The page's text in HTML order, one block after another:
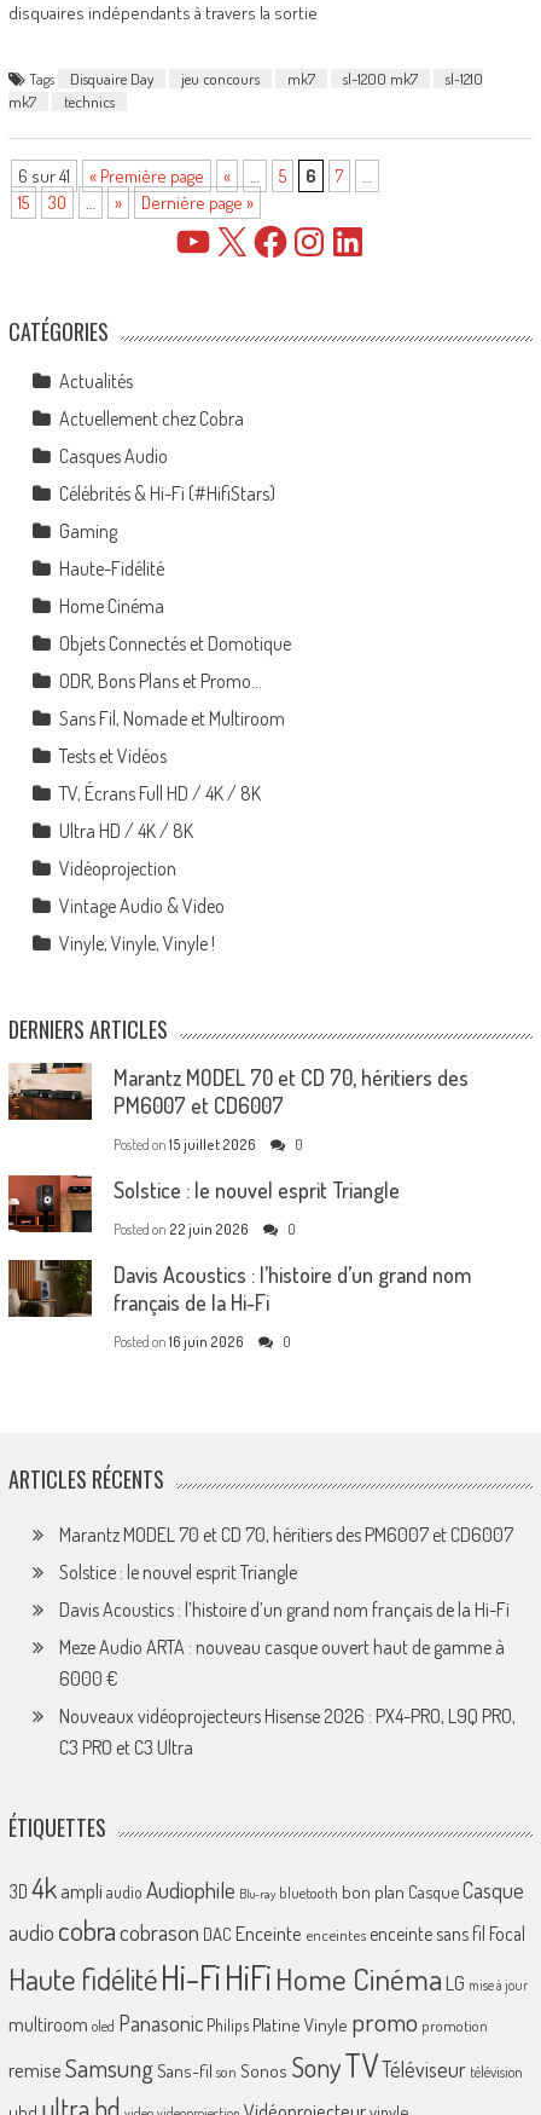
disquaires indépendants à travers la sortie
Tags Disquaire Day jeu concours mk7 sl-1200 mk7
sl-1210
mk7
technics
6 sur 41 « Première page « … 5 6 7
…
15
30 … » Dernière page »
YouTube FacebookInstagramLinkedIn
CATÉGORIES
Actualités
Actuellement chez Cobra
Casques Audio
Célébrités & Hi-Fi (#HifiStars)
Gaming
Haute-Fidélité
Home Cinéma
Objets Connectés et Domotique
ODR, Bons Plans et Promo…
Sans Fil, Nomade et Multiroom
Tests et Vidéos
TV, Écrans Full HD / 4K / 8K
Ultra HD / 4K / 8K
Vidéoprojection
Vintage Audio & Video
Vinyle, Vinyle, Vinyle !
DERNIERS ARTICLES
Marantz MODEL 70 et CD 70, héritiers des
PM6007 et CD6007
Posted on 15 juillet 2026 0
Solstice : le nouvel esprit Triangle
Posted on 22 juin 2026 0
Davis Acoustics : l’histoire d’un grand nom
français de la Hi-Fi
Posted on 16 juin 2026 0
ARTICLES RÉCENTS
Marantz MODEL 70 et CD 70, héritiers des PM6007 et CD6007
Solstice : le nouvel esprit Triangle
Davis Acoustics : l’histoire d’un grand nom français de la Hi-Fi
Meze Audio ARTA : nouveau casque ouvert haut de gamme à
6000 €
Nouveaux vidéoprojecteurs Hisense 2026 : PX4-PRO, L9Q PRO,
C3 PRO et C3 Ultra
ÉTIQUETTES
3D 4k ampliaudio Audiophile Blu-ray bluetooth bon plan CasqueCasque
audio cobracobrason DAC Enceinte enceintes enceinte sans fil Focal
Haute fidélitéHi-FiHiFiHome Cinéma LG mise à jour
multiroom oled Panasonic Philips Platine Vinyle promo promotion
remiseSamsungSans-fil son Sonos SonyTVTéléviseur télévision
ultra hd